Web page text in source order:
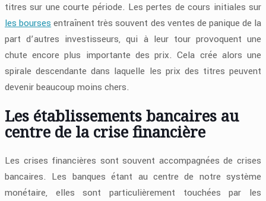
titres sur une courte période. Les pertes de cours initiales sur
les bourses entraînent très souvent des ventes de panique de la
part d’autres investisseurs, qui à leur tour provoquent une
chute encore plus importante des prix. Cela crée alors une
spirale descendante dans laquelle les prix des titres peuvent
devenir beaucoup moins chers.
Les établissements bancaires au
centre de la crise financière
Les crises financières sont souvent accompagnées de crises
bancaires. Les banques étant au centre de notre système
monétaire, elles sont particulièrement touchées par les